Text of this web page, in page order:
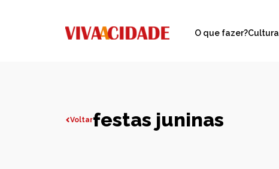
O que fazer?Cultura
Voltarfestas juninas